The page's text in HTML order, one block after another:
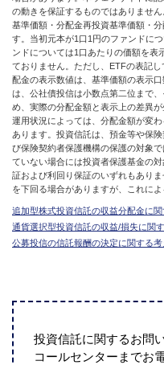
の動きを保証するものではありません
基準価額・分配金再投資基準価額・
す。当初元本が1口1円のファンドに
ンドについては1口あたりの価額を表
ておりません。ただし、ETFの表記
配金の表示数値は、基準価額の表示
は、公社債投信は小数点第二位まで
め、実際の分配金額と表示上の差異が
運用状況によっては、分配金額が変
あります。投資信託は、預金等や保
び保険契約者保護機構の保護の対象
ていない場合には投資者保護基金の
証および利回り保証のいずれもあり
を下回る場合がありますが、これに
追加型株式投資信託の収益分配金に関
通貨選択型投資信託の収益/損失に関
公募投信の信託報酬の決定に関する
投資信託に関するお問
コールセンターまでお